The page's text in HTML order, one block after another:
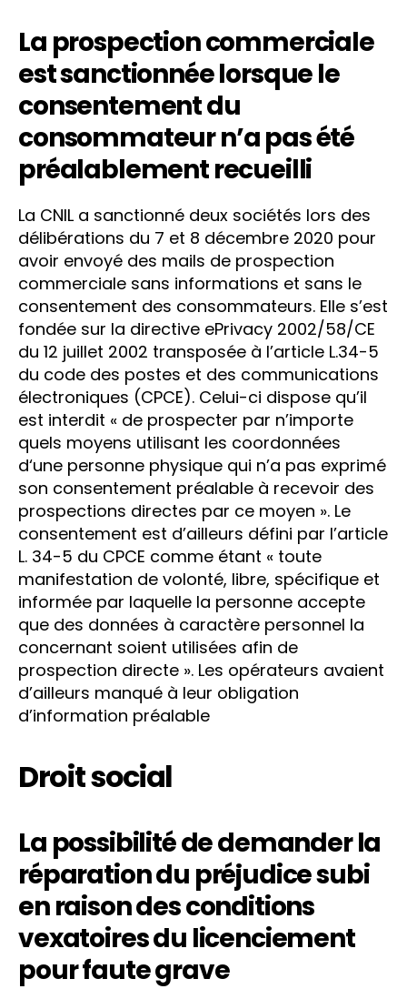
La prospection commerciale
est sanctionnée lorsque le
consentement du
consommateur n’a pas été
préalablement recueilli
La CNIL a sanctionné deux sociétés lors des
délibérations du 7 et 8 décembre 2020 pour
avoir envoyé des mails de prospection
commerciale sans informations et sans le
consentement des consommateurs. Elle s’est
fondée sur la directive ePrivacy 2002/58/CE
du 12 juillet 2002 transposée à l’article L.34-5
du code des postes et des communications
électroniques (CPCE). Celui-ci dispose qu’il
est interdit « de prospecter par n’importe
quels moyens utilisant les coordonnées
d‘une personne physique qui n’a pas exprimé
son consentement préalable à recevoir des
prospections directes par ce moyen ». Le
consentement est d’ailleurs défini par l’article
L. 34-5 du CPCE comme étant « toute
manifestation de volonté, libre, spécifique et
informée par laquelle la personne accepte
que des données à caractère personnel la
concernant soient utilisées afin de
prospection directe ». Les opérateurs avaient
d’ailleurs manqué à leur obligation
d’information préalable
Droit social
La possibilité de demander la
réparation du préjudice subi
en raison des conditions
vexatoires du licenciement
pour faute grave